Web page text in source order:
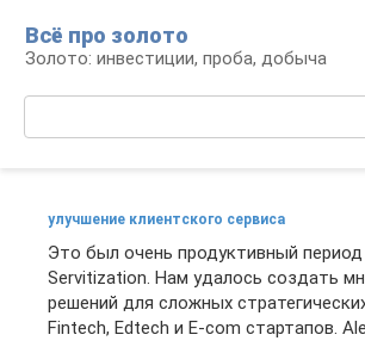
контенту
Всё про золото
Золото: инвестиции, проба, добыча
улучшение клиентского сервиса
Это был очень продуктивный
Servitization. Нам удалось создать
решений для сложных
Fintech, Edtech и E-com стартапов.